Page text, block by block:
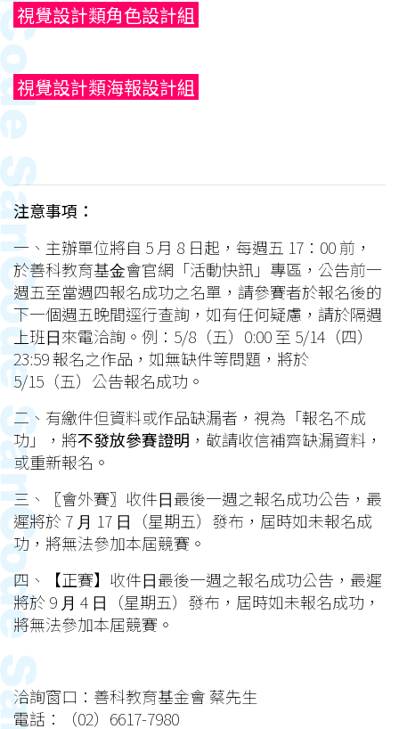
視覺設計類角色設計組
視覺設計類海報設計組
注意事項：
⼀、主辦單位將⾃ 5 月 8 日起，每週五 17：00 前，
於善科教育基⾦會官網「活動快訊」專區，公告前⼀
週五至當週四報名成功之名單，請參賽者於報名後的
下⼀個週五晚間逕⾏查詢，如有任何疑慮，請於隔週
上班⽇來電洽詢。例：5/8（五）0:00 至 5/14（四）
23:59 報名之作品，如無缺件等問題，將於
5/15（五）公告報名成功。
二、有繳件但資料或作品缺漏者，視為「報名不成
功」，將不發放參賽證明 ，敬請收信補齊缺漏資料，
或重新報名。
三、〖會外賽〗收件⽇最後⼀週之報名成功公告，最
遲將於 7 ⽉ 17 ⽇（星期五）發布，屆時如未報名成
功，將無法參加本屆競賽。
四、【正賽】收件⽇最後⼀週之報名成功公告，最遲
將於 9 ⽉ 4 ⽇（星期五）發布，屆時如未報名成功，
將無法參加本屆競賽。
洽詢窗口：善科教育基金會 蔡先生
電話：（02）6617-7980